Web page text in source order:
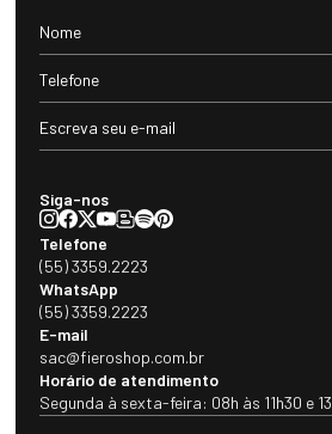
Siga-nos
Telefone
(55) 3359.2223
WhatsApp
(55) 3359.2223
E-mail
sac@fieroshop.com.br
Horário de atendimento
Segunda à sexta-feira: 08h às 11h30 e